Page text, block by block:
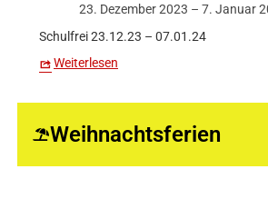
23. Dezember 2023 – 7. Januar
Schulfrei 23.12.23 – 07.01.24
Weiterlesen
Weihnachtsferien